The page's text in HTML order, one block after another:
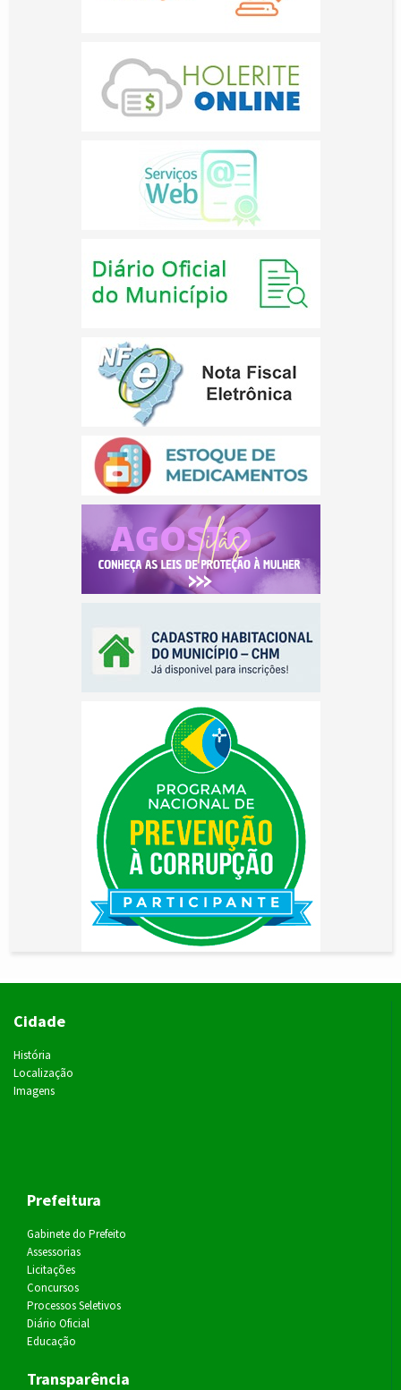
Cidade
História
Localização
Imagens
Prefeitura
Gabinete do Prefeito
Assessorias
Licitações
Concursos
Processos Seletivos
Diário Oficial
Educação
Transparência